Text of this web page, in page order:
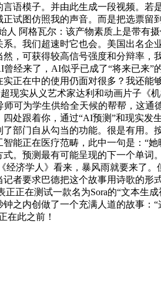
语模子。并由此生成一段视频。
试图仿照我的声音。而是把选票留
人 阿格瓦尔：该产物素质上是带有
。我们超速时它也会。美国出名
，可获得较高信号强度和分辩率
经来了，AI似乎已成了“将来已来
正在中的使用仍面对很多？我还
现实从义艺术家达利和动画片子《
可为学生供给全天候的帮帮，这
处跟着你，通过“AI预测”和现实
部门自从勾当的功能。很是有用
能正在医疗范畴，此中一句是：“
式。预测最有可能呈现的下一个单
经济学人》看来，暴风雨就要来了
者要求巴德把这个故事用诗歌的
正正在测试一款名为Sora的“文本生
之内创做了一个充满人道的故事
在此之前！